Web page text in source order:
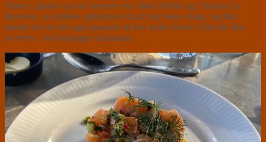
Vinen i glasset var en Sancerre fraAllan Roblin og Chateau La
Rabotine, en aldeles udmærket vin af den lettere slags, og ikke
mindst en vin der også passede til den anden forret vi havde fået
serveret – min ledsagers laksetatar.